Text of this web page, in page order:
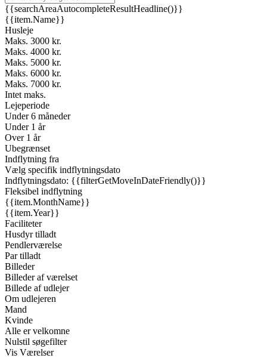
{{searchAreaAutocompleteResultHeadline()}}
{{item.Name}}
Husleje
Maks. 3000 kr.
Maks. 4000 kr.
Maks. 5000 kr.
Maks. 6000 kr.
Maks. 7000 kr.
Intet maks.
Lejeperiode
Under 6 måneder
Under 1 år
Over 1 år
Ubegrænset
Indflytning fra
Vælg specifik indflytningsdato
Indflytningsdato: {{filterGetMoveInDateFriendly()}}
Fleksibel indflytning
{{item.MonthName}}
{{item.Year}}
Faciliteter
Husdyr tilladt
Pendlerværelse
Par tilladt
Billeder
Billeder af værelset
Billede af udlejer
Om udlejeren
Mand
Kvinde
Alle er velkomne
Nulstil søgefilter
Vis Værelser